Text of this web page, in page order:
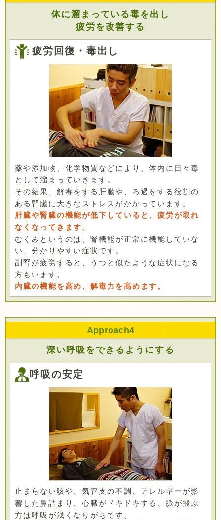
体に溜まっている毒を出し
疲労を改善する
疲労回復・毒出し
薬や添加物、化学物質などにより、体内に日々毒
として溜まっていきます。
その結果、解毒をする肝臓や、ろ過をする役割の
ある腎臓に大きなストレスがかかっています。
肝臓や腎臓の機能が低下していると、疲労が取れ
なくなってきます。
むくみというのは、腎機能が正常に機能していな
い、分かりやすい症状です。
副腎が疲労すると、うつと似たような症状になる
方もいます。
内臓の機能を高め、解毒力を高めます。
Approach4
深い呼吸をできるようにする
呼吸の安定
止まらない咳や、気管支の不調、アレルギーが影
響した鼻詰まり、心臓がドキドキする、脈が飛ぶ
方は呼吸が浅くなりがちです。